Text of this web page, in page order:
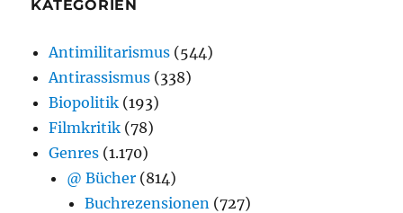
KATEGORIEN
Antimilitarismus (544)
Antirassismus (338)
Biopolitik (193)
Filmkritik (78)
Genres (1.170)
@ Bücher (814)
Buchrezensionen (727)